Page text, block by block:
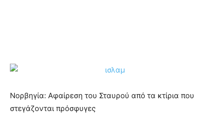
Νορβηγία: Αφαίρεση του Σταυρού από τα κτίρια που
στεγάζονται πρόσφυγες